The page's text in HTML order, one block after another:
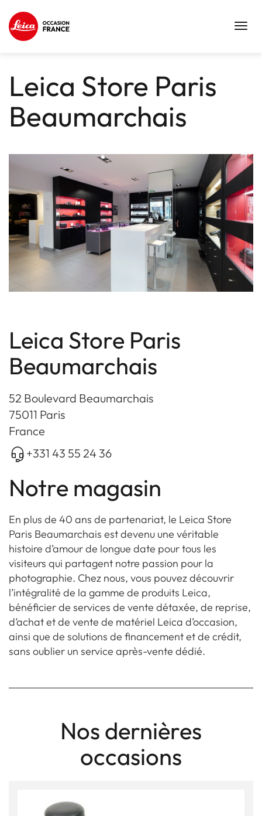
Leica Store Paris
Beaumarchais
Leica Store Paris
Beaumarchais
52 Boulevard Beaumarchais
75011 Paris
France
+331 43 55 24 36
Notre magasin
En plus de 40 ans de partenariat, le Leica Store
Paris Beaumarchais est devenu une véritable
histoire d’amour de longue date pour tous les
visiteurs qui partagent notre passion pour la
photographie. Chez nous, vous pouvez découvrir
l’intégralité de la gamme de produits Leica,
bénéficier de services de vente détaxée, de reprise,
d’achat et de vente de matériel Leica d’occasion,
ainsi que de solutions de financement et de crédit,
sans oublier un service après-vente dédié.
Nos dernières
occasions